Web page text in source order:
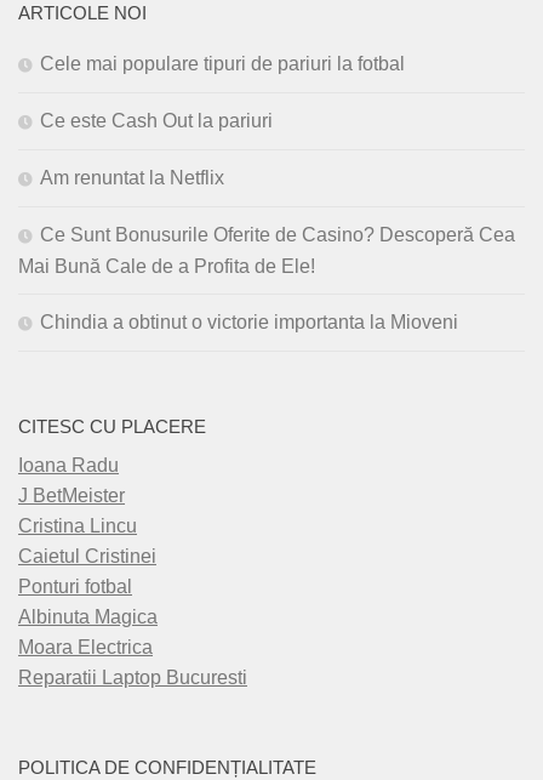
ARTICOLE NOI
Cele mai populare tipuri de pariuri la fotbal
Ce este Cash Out la pariuri
Am renuntat la Netflix
Ce Sunt Bonusurile Oferite de Casino? Descoperă Cea
Mai Bună Cale de a Profita de Ele!
Chindia a obtinut o victorie importanta la Mioveni
CITESC CU PLACERE
Ioana Radu
J BetMeister
Cristina Lincu
Caietul Cristinei
Ponturi fotbal
Albinuta Magica
Moara Electrica
Reparatii Laptop Bucuresti
POLITICA DE CONFIDENȚIALITATE